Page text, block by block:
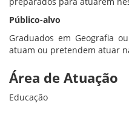
Público-alvo
Graduados em Geografia
atuam ou pretendem atuar
Área de Atuação
Educação